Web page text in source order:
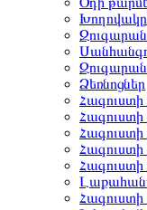
Խողովակը
Ձեռնոցներ
Հագուստի
Հագուստի
Հագուստի